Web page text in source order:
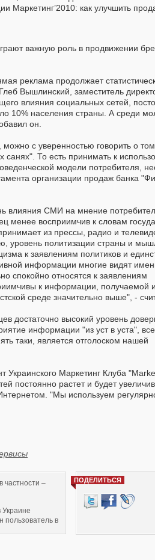
Маркетинг’2010: как улучшить
важную роль в продвижении
реклама продолжает
Вышлинский, заместитель
влияния социальных сетей,
10% населения страны. А среди
он.
с уверенностью говорить о
санях". То есть принимать к
модели потребителя,
организации продаж банка
влияния СМИ на мнение
менее восприимчив к словам
из прессы, радио и
уровень политизации страны и
к заявлениям политиков и
информации многие видят
спокойно относятся к заявлениям
к информации, получаемой
среде значительно выше", -
достаточно высокий уровень
информации "из уст в уста",
таки, является отголоском нашей
Маркетинг Клуба
постоянно растет и будет
"Мы используем
частности –
Украине
пользователь в
ПОДЕЛИТЬСЯ